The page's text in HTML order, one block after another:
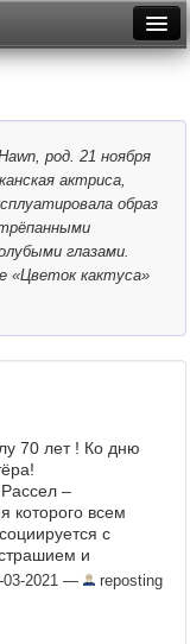
род. 21 ноября
актриса,
образ
глазами.
«Цветок кактуса»
70 лет ! Ко дню
–
которого всем
с
и
Любопытно, что в
семьянин
03-2021 — reposting